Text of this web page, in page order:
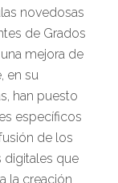
novedosas
de Grados
mejora de
en su
han puesto
específicos
de los
digitales que
la creación